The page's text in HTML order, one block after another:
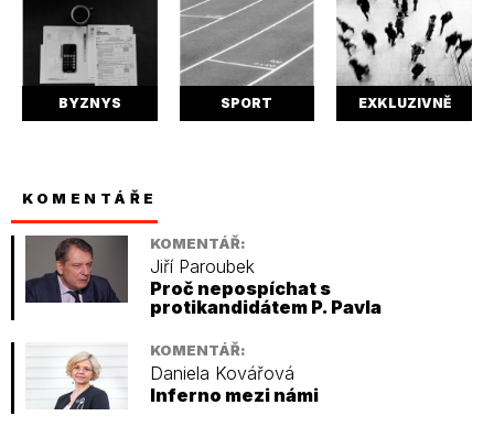
BYZNYS SPORT EXKLUZIVNĚ
KOMENTÁŘE
KOMENTÁŘ:
Jiří Paroubek
Proč nepospíchat s
protikandidátem P. Pavla
KOMENTÁŘ:
Daniela Kovářová
Inferno mezi námi